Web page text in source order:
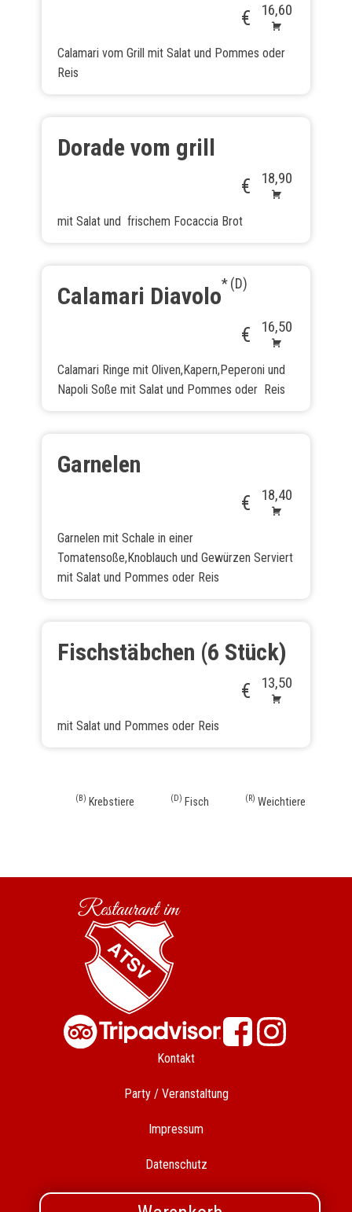
€ 16,60
Calamari vom Grill mit Salat und Pommes oder
Reis
Dorade vom grill
€ 18,90
mit Salat und frischem Focaccia Brot
Calamari Diavolo D
€ 16,50
Calamari Ringe mit Oliven,Kapern,Peperoni und
Napoli Soße mit Salat und Pommes oder Reis
Garnelen
€ 18,40
Garnelen mit Schale in einer
Tomatensoße,Knoblauch und Gewürzen Serviert
mit Salat und Pommes oder Reis
Fischstäbchen (6 Stück)
€ 13,50
mit Salat und Pommes oder Reis
B Krebstiere D Fisch R Weichtiere
Kontakt
Party / Veranstaltung
Impressum
Datenschutz